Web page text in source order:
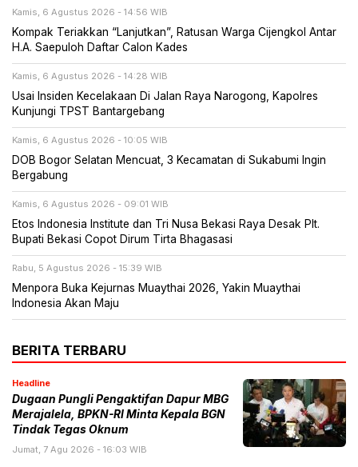
Kamis, 6 Agustus 2026 - 14:56 WIB
Kompak Teriakkan “Lanjutkan”, Ratusan Warga Cijengkol Antar
H.A. Saepuloh Daftar Calon Kades
Kamis, 6 Agustus 2026 - 14:28 WIB
Usai Insiden Kecelakaan Di Jalan Raya Narogong, Kapolres
Kunjungi TPST Bantargebang
Kamis, 6 Agustus 2026 - 10:05 WIB
DOB Bogor Selatan Mencuat, 3 Kecamatan di Sukabumi Ingin
Bergabung
Kamis, 6 Agustus 2026 - 09:01 WIB
Etos Indonesia Institute dan Tri Nusa Bekasi Raya Desak Plt.
Bupati Bekasi Copot Dirum Tirta Bhagasasi
Rabu, 5 Agustus 2026 - 15:39 WIB
Menpora Buka Kejurnas Muaythai 2026, Yakin Muaythai
Indonesia Akan Maju
BERITA TERBARU
Headline
Dugaan Pungli Pengaktifan Dapur MBG
Merajalela, BPKN-RI Minta Kepala BGN
Tindak Tegas Oknum
Jumat, 7 Agu 2026 - 16:03 WIB